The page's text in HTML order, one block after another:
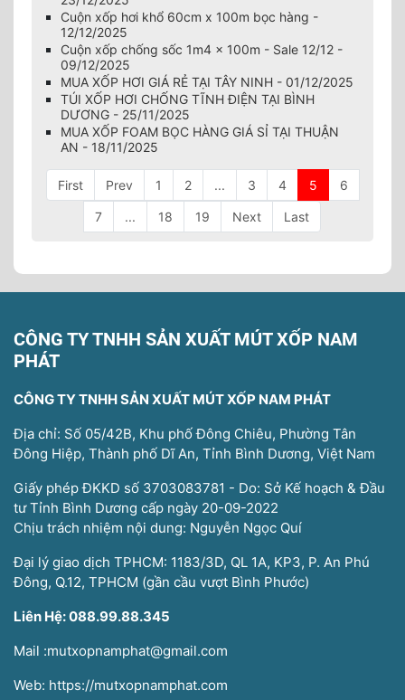
Cuộn xốp hơi khổ 60cm x 100m bọc hàng -
12/12/2025
Cuộn xốp chống sốc 1m4 x 100m - Sale 12/12 -
09/12/2025
MUA XỐP HƠI GIÁ RẺ TẠI TÂY NINH - 01/12/2025
TÚI XỐP HƠI CHỐNG TĨNH ĐIỆN TẠI BÌNH
DƯƠNG - 25/11/2025
MUA XỐP FOAM BỌC HÀNG GIÁ SỈ TẠI THUẬN
AN - 18/11/2025
First Prev 1 2 ... 3 4 5 6
7 ... 18 19 Next Last
CÔNG TY TNHH SẢN XUẤT MÚT XỐP NAM
PHÁT
CÔNG TY TNHH SẢN XUẤT MÚT XỐP NAM PHÁT
Địa chỉ: Số 05/42B, Khu phố Đông Chiêu, Phường Tân
Đông Hiệp, Thành phố Dĩ An, Tỉnh Bình Dương, Việt Nam
Giấy phép ĐKKD số 3703083781 - Do: Sở Kế hoạch & Đầu
tư Tỉnh Bình Dương cấp ngày 20-09-2022
Chịu trách nhiệm nội dung: Nguyễn Ngọc Quí
Đại lý giao dịch TPHCM: 1183/3D, QL 1A, KP3, P. An Phú
Đông, Q.12, TPHCM (gần cầu vượt Bình Phước)
Liên Hệ: 088.99.88.345
Mail :mutxopnamphat@gmail.com
Web: https://mutxopnamphat.com